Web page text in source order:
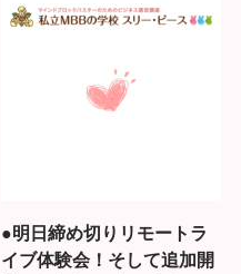
●明日締め切りリモートラ
イブ体験会！そして追加開